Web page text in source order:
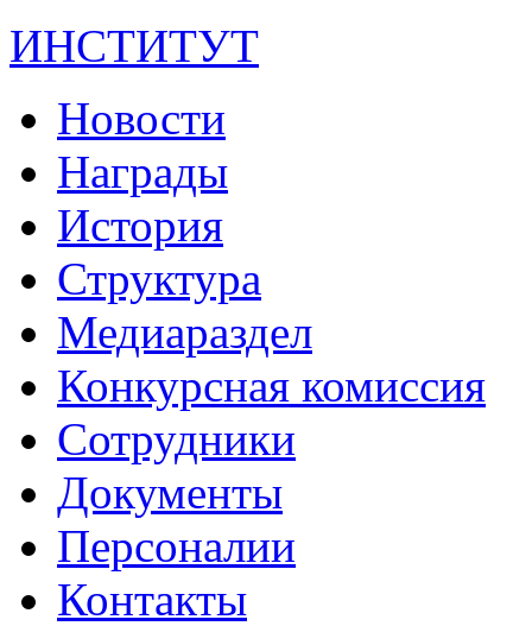
ИНСТИТУТ
Новости
Награды
История
Структура
Медиараздел
Конкурсная комиссия
Сотрудники
Документы
Персоналии
Контакты